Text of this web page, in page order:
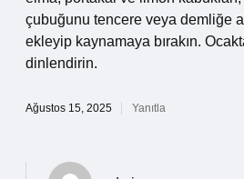
çubuğunu tencere veya demliğe
ekleyip kaynamaya bırakın.
dinlendirin.
Ağustos 15, 2025 Yanıtla